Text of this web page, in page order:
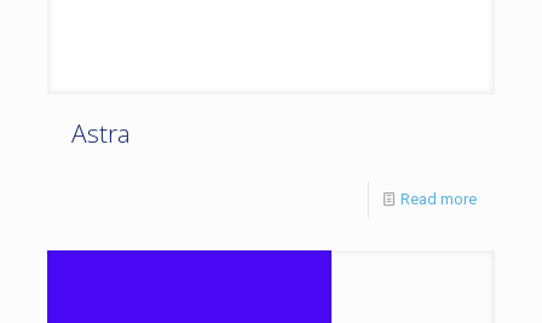
Astra
Read more